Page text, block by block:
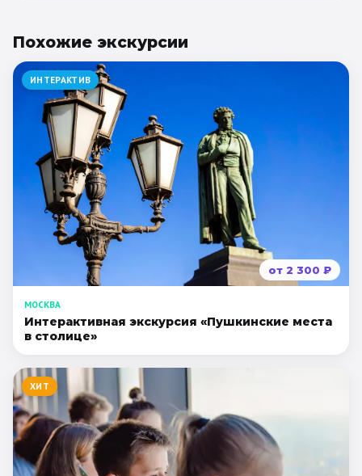
Похожие экскурсии
ИНТЕРАКТИВ
от 2 300 ₽
МОСКВА
Интерактивная экскурсия «Пушкинские места
в столице»
ХИТ